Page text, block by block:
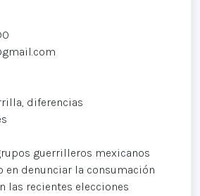
diferencias
guerrilleros mexicanos
en denunciar la consumación
las recientes elecciones